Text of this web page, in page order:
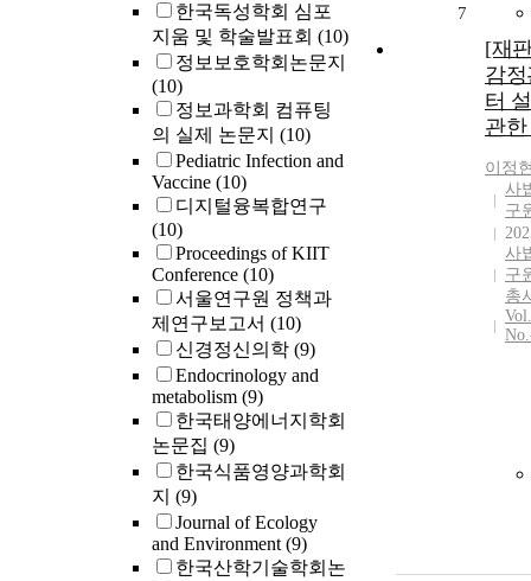
한국독성학회 심포
지움 및 학술발표회 (10)
정보보호학회논문지
(10)
정보과학회 컴퓨팅
의 실제 논문지 (10)
Pediatric Infection and
Vaccine (10)
디지털융복합연구
(10)
Proceedings of KIIT
Conference (10)
서울연구원 정책과
제연구보고서 (10)
신경정신의학 (9)
Endocrinology and
metabolism (9)
한국태양에너지학회
논문집 (9)
한국식품영양과학회
지 (9)
Journal of Ecology
and Environment(9)
한국산학기술학회논
7
[재
감
터
관
이정
사
구
사
구
총